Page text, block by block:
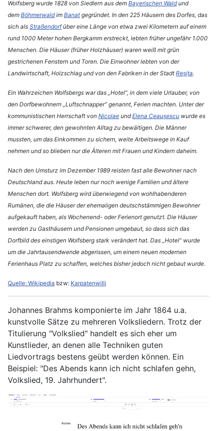
Wolfsberg wurde 1828 von Siedlern aus dem Bayerischen Waldund
dem Böhmerwaldim Banatgegründet. In den 225 Häusern des Dorfes, das
sich als Straßendorfüber eine Länge von etwa zwei Kilometern auf einem
rund 1000 Meter hohen Bergkamm erstreckt, lebten früher ungefähr 1.000
Menschen. Die Häuser (früher Holzhäuser) waren weiß mit grün
gestrichenen Fenstern und Toren. Die Einwohner lebten von der
Landwirtschaft, Holzschlag und von den Fabriken in der StadtReșița.
Ein Wahrzeichen Wolfsbergs war das „Hotel“, in dem viele Urlauber, von
den Dorfbewohnern „Luftschnapper“ genannt, Ferien machten. Unter der
kommunistischen Herrschaft von Nicolae undElena Ceaușescu wurde es
immer schwerer, den gewohnten Alltag zu bewältigen. Die Männer
mussten, um das Einkommen zu sichern, weite Arbeitswege in Kauf
nehmen und so blieben nur die Älteren mit Frauen und Kindern daheim.
Nach den Umsturz im Dezember 1989 reisten fast alle Bewohner nach
Deutschland aus. Heute leben nur noch wenige Familien und ältere
Menschen dort. Wolfsberg wird überwiegend von wohlhabenderen
Rumänen, die die Häuser der ehemaligen deutschstämmigen Bewohner
aufgekauft haben, als Wochenend- oder Ferienort genutzt. Die Häuser
werden zu Gasthäusern und Pensionen umgebaut, so dass sich das
Dorfbild des einstigen Wolfsberg stark verändert hat. Das „Hotel“ wurde
um die Jahrtausendwende abgerissen, um einem neuen modernen
Ferienhaus Platz zu schaffen, welches bisher jedoch nicht gebaut wurde.
Quelle: Wikipedia bzw: Karpatenwilli
Johannes Brahms komponierte im Jahr 1864 u.a.
kunstvolle Sätze zu mehreren Volksliedern. Trotz der
Titulierung "Volkslied" handelt es sich eher um
Kunstlieder, an denen alle Techniken guten
Liedvortrags bestens geübt werden können. Ein
Beispiel: "Des Abends kann ich nicht schlafen gehn,
Volkslied, 19. Jahrhundert".